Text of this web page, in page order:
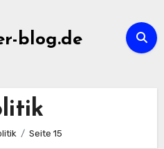
blog.de
Seite 15